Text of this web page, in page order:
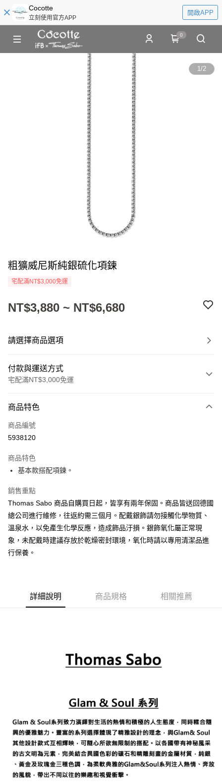
Cocotte
立刻使用官方APP
開啟APP
0
1/2
粗獷威尼斯純銀硫化項鍊
宅配滿NT$3,000免運
NT$3,880 ~ NT$6,680
請選擇商品選項
付款與運送方式
宅配滿NT$3,000免運
信用卡一次付款
LINE Pay
街口支付
悠遊付
ATM付款
運送方式
黑貓宅急便
每筆NT$100，滿NT$3,000(含以上)免運費
商品特色
商品編號
5938120
商品特色
基本款搭配項鍊。
銷售重點
Thomas Sabo 商品自購買日起，皆享有兩年保固。商品皆送回德國
總公司進行維修，往返約需三個月。配戴銀飾請勿接觸化學物質、
溫泉水，以免產生化學反應，造成飾品汙損。銀飾氧化屬正常現
象，未配戴時建議存放於乾燥密封環境，氧化時請以專用清潔品進
行保養。
詳細說明 商品規格 相關推薦